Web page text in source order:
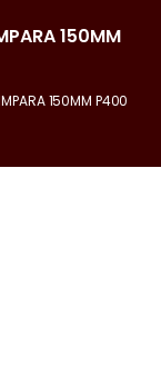
150MM
150MM P400